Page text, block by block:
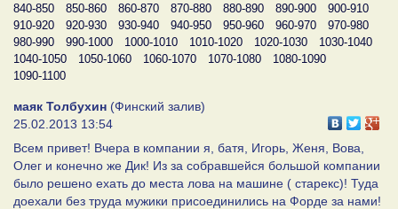
840-850
850-860 860-870 870-880 880-890 890-900
900-910
910-920
920-930 930-940 940-950 950-960 960-970
970-980
980-990
990-1000 1000-1010 1010-1020 1020-1030
1030-1040
1040-1050
1050-1060 1060-1070 1070-1080
1080-1090
1090-1100
маяк Толбухин (Финский залив)
25.02.2013 13:54
Всем привет! Вчера в компании я, батя, Игорь, Женя, Вова,
Олег и конечно же Дик! Из за собравшейся большой компании
было решено ехать до места лова на машине ( старекс)! Туда
доехали без труда мужики присоединились на Форде за нами!